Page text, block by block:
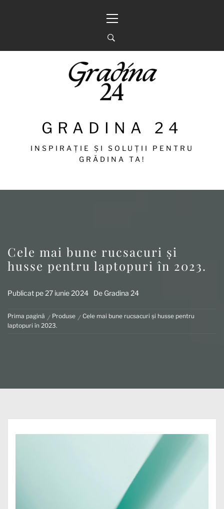
principal
GRADINA 24
INSPIRAȚIE ȘI SOLUȚII PENTRU
GRĂDINA TA!
Cele mai bune rucsacuri și
husse pentru laptopuri în 2023.
Publicat pe 27 iunie 2024 De Gradina 24
Prima pagină Produse
Cele mai bune rucsacuri și husse pentru
laptopuri în 2023.